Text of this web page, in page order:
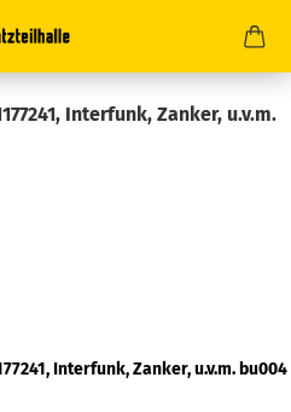
Interfunk, Zanker, u.v.m.